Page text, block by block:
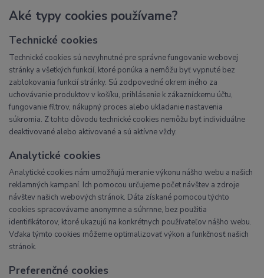
Aké typy cookies používame?
Technické cookies
Technické cookies sú nevyhnutné pre správne fungovanie webovej
stránky a všetkých funkcií, ktoré ponúka a nemôžu byť vypnuté bez
zablokovania funkcií stránky. Sú zodpovedné okrem iného za
uchovávanie produktov v košíku, prihlásenie k zákazníckemu účtu,
fungovanie filtrov, nákupný proces alebo ukladanie nastavenia
súkromia. Z tohto dôvodu technické cookies nemôžu byť individuálne
deaktivované alebo aktivované a sú aktívne vždy.
Analytické cookies
Analytické cookies nám umožňujú meranie výkonu nášho webu a našich
reklamných kampaní. Ich pomocou určujeme počet návštev a zdroje
návštev našich webových stránok. Dáta získané pomocou týchto
cookies spracovávame anonymne a súhrnne, bez použitia
identifikátorov, ktoré ukazujú na konkrétnych používateľov nášho webu.
Vďaka týmto cookies môžeme optimalizovať výkon a funkčnosť našich
stránok.
Preferenčné cookies